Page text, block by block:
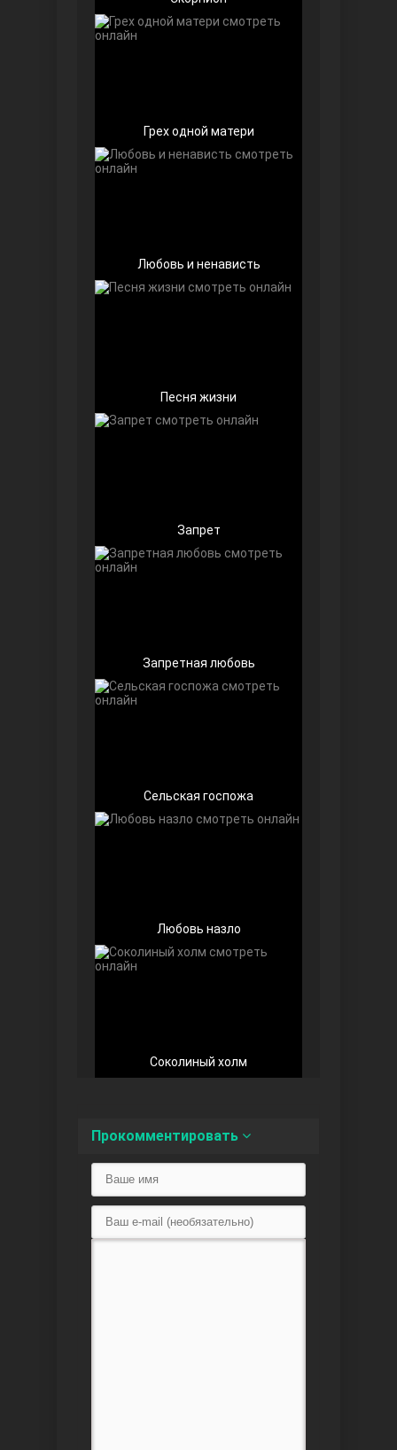
Далекий город
Беззащитные
Игра судьбы
Семья
Грех одной матери
Любовь и ненависть
Песня жизни
Запрет
Запретная любовь
Сельская госпожа
Любовь назло
Соколиный холм
Прокомментировать